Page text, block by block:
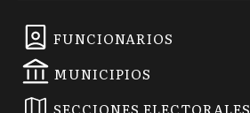
FUNCIONARIOS
MUNICIPIOS